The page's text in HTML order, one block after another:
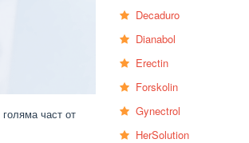
част от
Decaduro
Dianabol
Erectin
Forskolin
Gynectrol
HerSolution